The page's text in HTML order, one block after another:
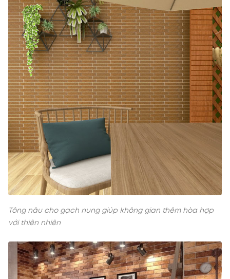
Tông nâu cho gạch nung giúp không gian thêm hòa hợp
với thiên nhiên